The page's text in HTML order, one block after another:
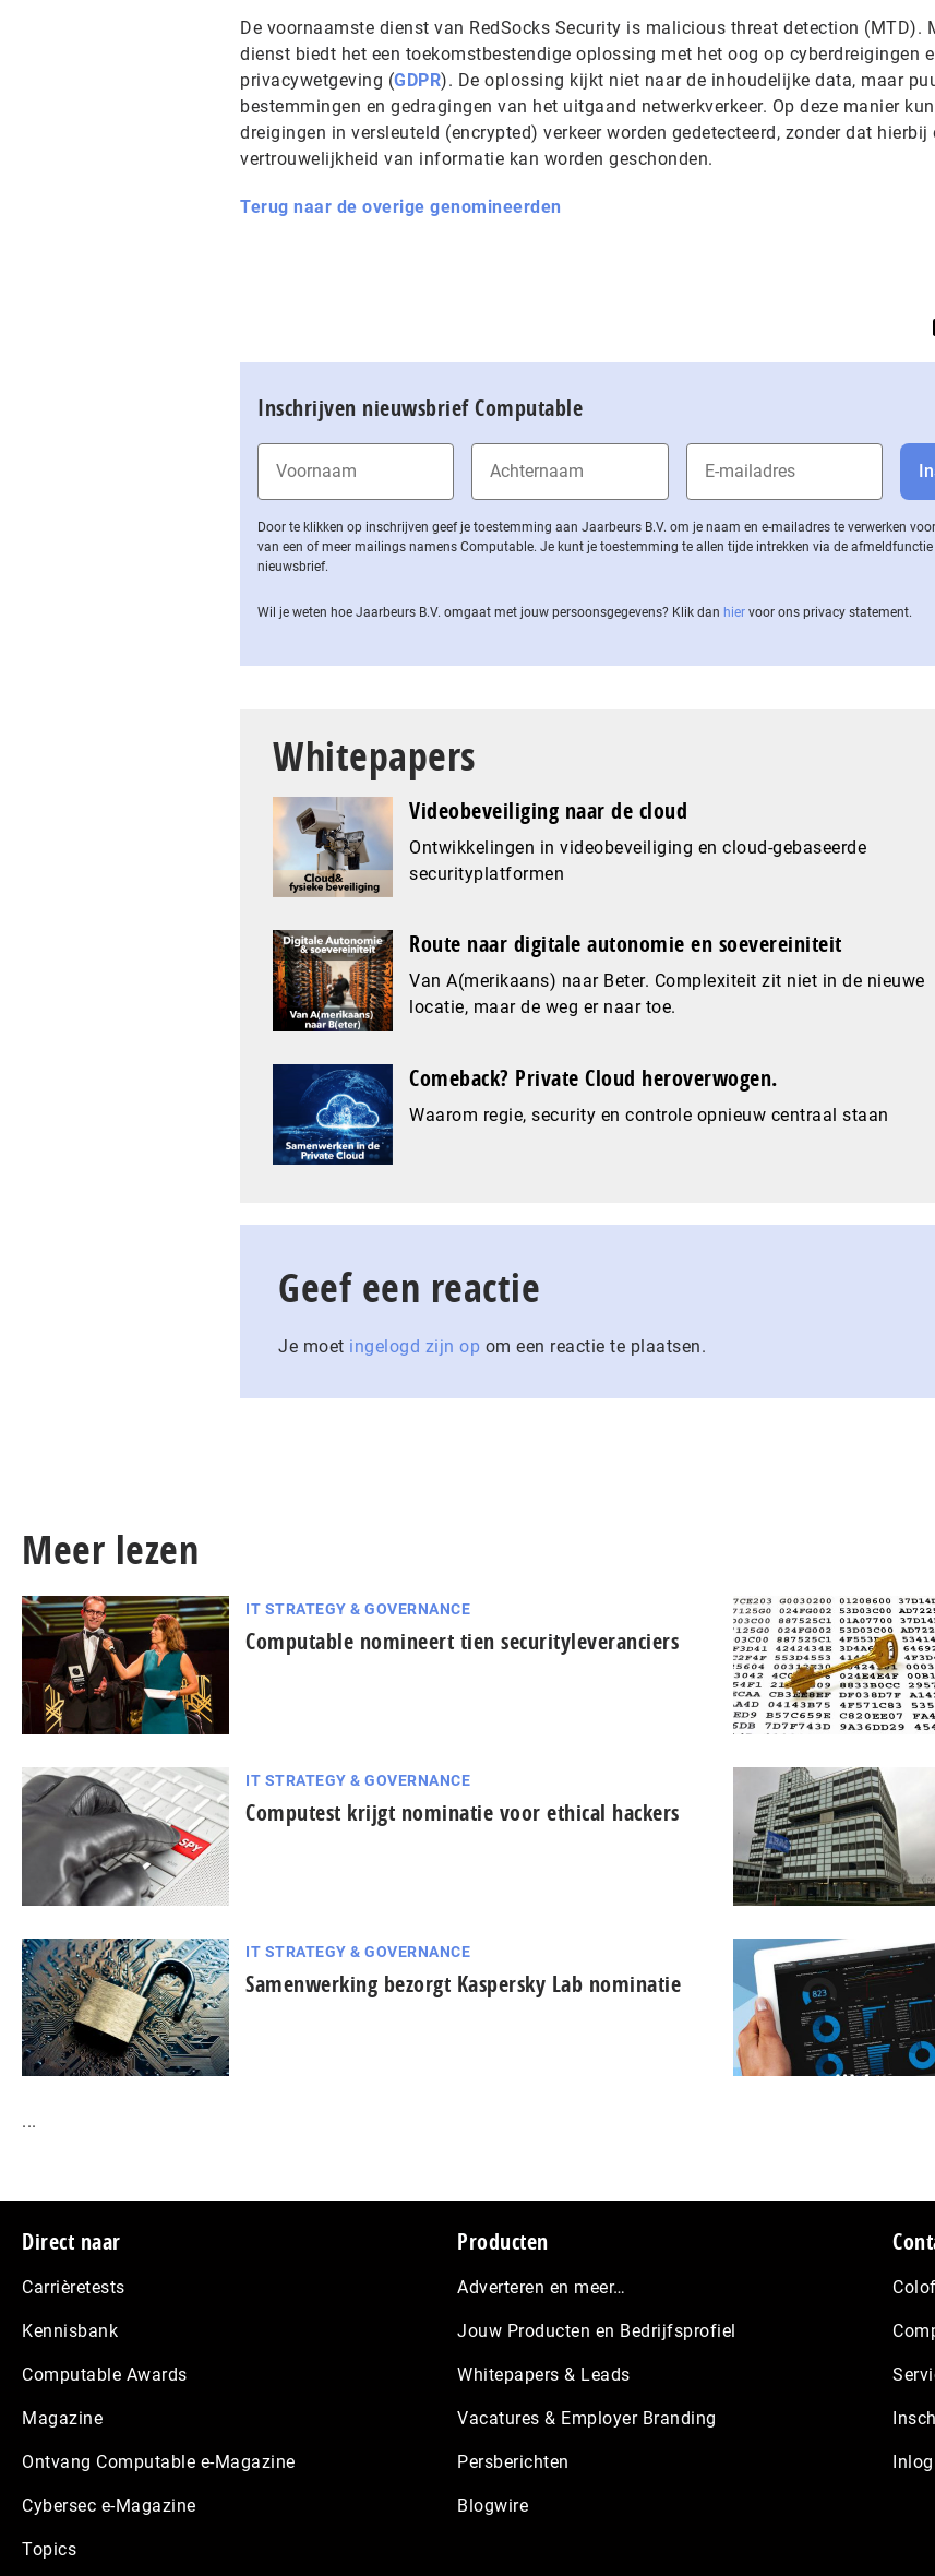
De voornaamste dienst van RedSocks Security is malicious threat detection (MTD).
dienst biedt het een toekomstbestendige oplossing met het oog op cyberdreigingen
privacywetgeving (GDPR). De oplossing kijkt niet naar de inhoudelijke data, maar
bestemmingen en gedragingen van het uitgaand netwerkverkeer. Op deze manier
dreigingen in versleuteld (encrypted) verkeer worden gedetecteerd, zonder dat hierbij
vertrouwelijkheid van informatie kan worden geschonden.
Terug naar de overige genomineerden
Inschrijven nieuwsbrief Computable
Door te klikken op inschrijven geef je toestemming aan Jaarbeurs B.V. om je naam en e-mailadres te verwerken
van een of meer mailings namens Computable. Je kunt je toestemming te allen tijde intrekken via de af­meld­func­tie
nieuwsbrief.
Wil je weten hoe Jaarbeurs B.V. omgaat met jouw per­soons­ge­ge­vens? Klik dan hier voor ons privacy statement.
Whitepapers
Videobeveiliging naar de cloud
Ontwikkelingen in videobeveiliging en cloud-gebaseerde
securityplatformen
Route naar digitale autonomie en soevereiniteit
Van A(merikaans) naar Beter. Complexiteit zit niet in de nieuwe
locatie, maar de weg er naar toe.
Comeback? Private Cloud heroverwogen.
Waarom regie, security en controle opnieuw centraal staan
Geef een reactie
Je moet ingelogd zijn op om een reactie te plaatsen.
Meer lezen
IT STRATEGY & GOVERNANCE
Computable nomineert tien securityleveranciers
IT STRATEGY & GOVERNANCE
Computest krijgt nominatie voor ethical hackers
IT STRATEGY & GOVERNANCE
Samenwerking bezorgt Kaspersky Lab nominatie
...
Footer
Direct naar
Carrièretests
Kennisbank
Computable Awards
Magazine
Ontvang Computable e-Magazine
Cybersec e-Magazine
Topics
Producten
Adverteren en meer…
Jouw Producten en Bedrijfsprofiel
Whitepapers & Leads
Vacatures & Employer Branding
Persberichten
Blogwire
Inlog